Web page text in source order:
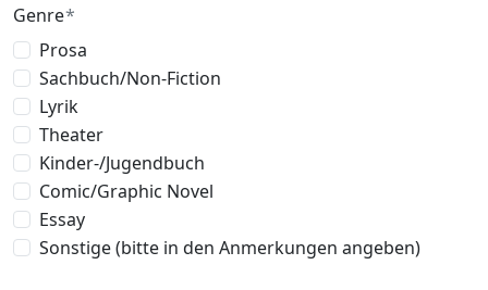
Genre
Prosa
Sachbuch/Non-Fiction
Lyrik
Theater
Kinder-/Jugendbuch
Comic/Graphic Novel
Essay
Sonstige (bitte in den Anmerkungen angeben)